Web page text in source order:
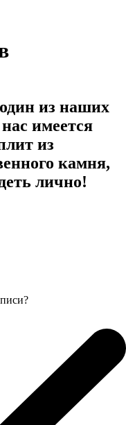
из наших
имеется
из
камня,
лично!